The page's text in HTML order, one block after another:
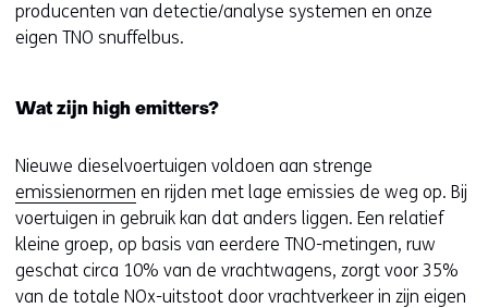
r
w
z
g
e
n
toegestaan
of
producenten van detectie/analyse systemen en onze
eigen TNO snuffelbus.
Wat zijn high emitters?
Nieuwe dieselvoertuigen voldoen aan strenge
emissienormen en rijden met lage emissies de weg op. Bij
voertuigen in gebruik kan dat anders liggen. Een relatief
kleine groep, op basis van eerdere TNO-metingen, ruw
geschat circa 10% van de vrachtwagens, zorgt voor 35%
van de totale NOx-uitstoot door vrachtverkeer in zijn eigen